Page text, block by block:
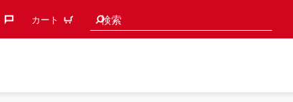
カート 検索
検索候補